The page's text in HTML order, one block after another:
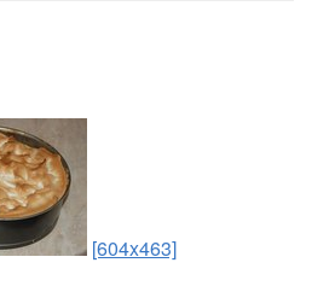
[604x463]